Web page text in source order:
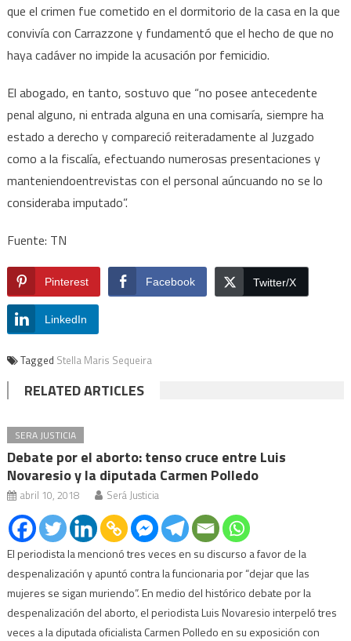
que el crimen fue cometido en el dormitorio de la casa en la que
convivía con Carrazzone y fundamentó que el hecho de que no
haya cadáver no impide la acusación por femicidio.
El abogado, en tanto, sostuvo que “no posee antecedente
penal alguno, ni entrada alguna en una comisaría, siempre ha
estado a derecho y compareció reiteradamente al Juzgado
como a la fiscalía, efectuando numerosas presentaciones y
manteniendoentrevistas con el personal aúncuando no se lo
consideraba imputado”.
Fuente: TN
Pinterest Facebook Twitter/X
LinkedIn
Tagged Stella Maris Sequeira
RELATED ARTICLES
SERA JUSTICIA
Debate por el aborto: tenso cruce entre Luis
Novaresio y la diputada Carmen Polledo
abril 10, 2018 Será Justicia
El periodista la mencionó tres veces en su discurso a favor de la
despenalización y apuntó contra la funcionaria por “dejar que las
mujeres se sigan muriendo”. En medio del histórico debate por la
despenalización del aborto, el periodista Luis Novaresio interpeló tres
veces a la diputada oficialista Carmen Polledo en su exposición con